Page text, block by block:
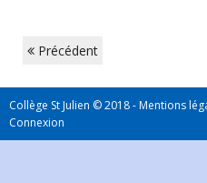
Précédent
Collège St Julien © 2018 -Mentions
Connexion